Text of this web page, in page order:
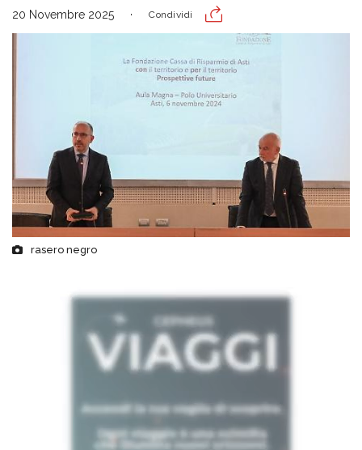
20 Novembre 2025 Condividi
rasero negro